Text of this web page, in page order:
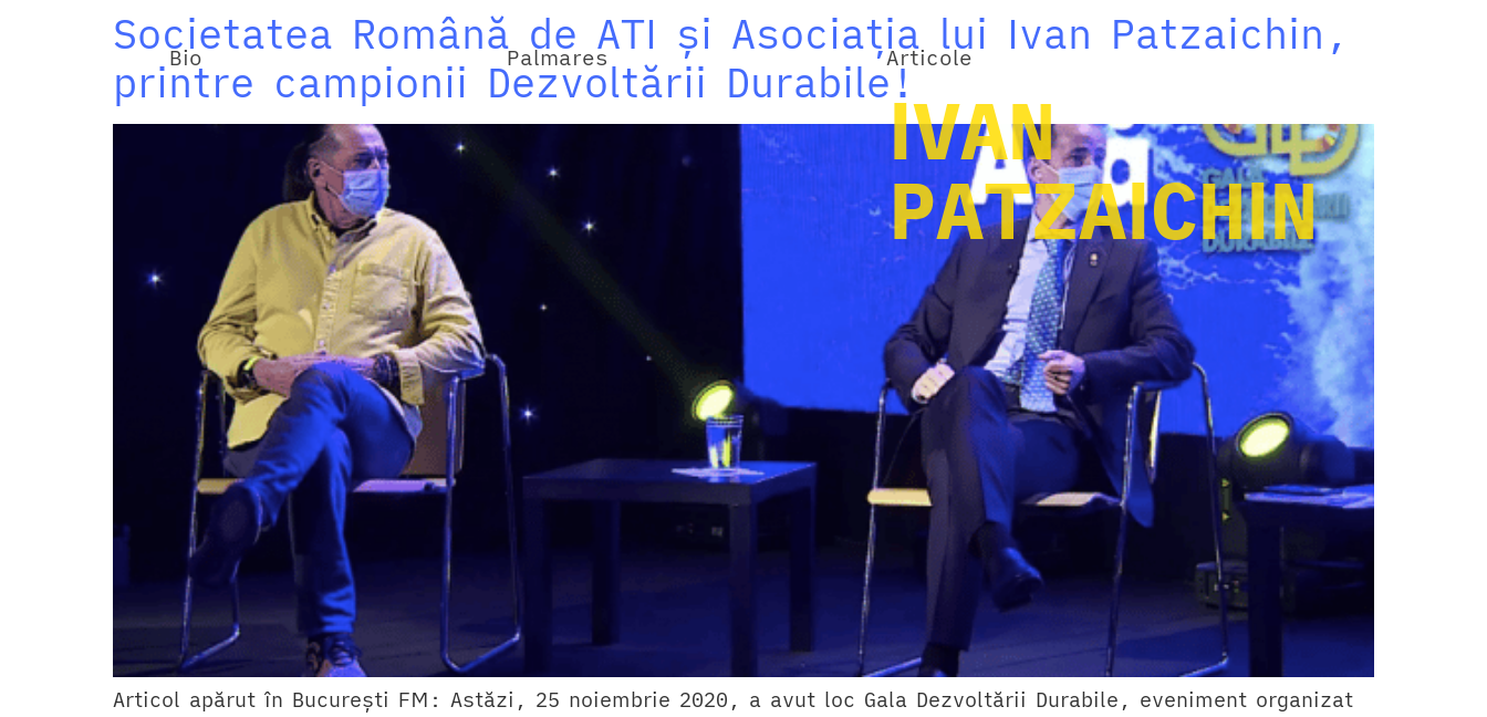
Bio Palmares Articole
IVAN
PATZAICHIN
Societatea Română de ATI și Asociația lui Ivan Patzaichin,
printre campionii Dezvoltării Durabile!
Articol apărut în București FM: Astăzi, 25 noiembrie 2020, a avut loc Gala Dezvoltării Durabile, eveniment organizat